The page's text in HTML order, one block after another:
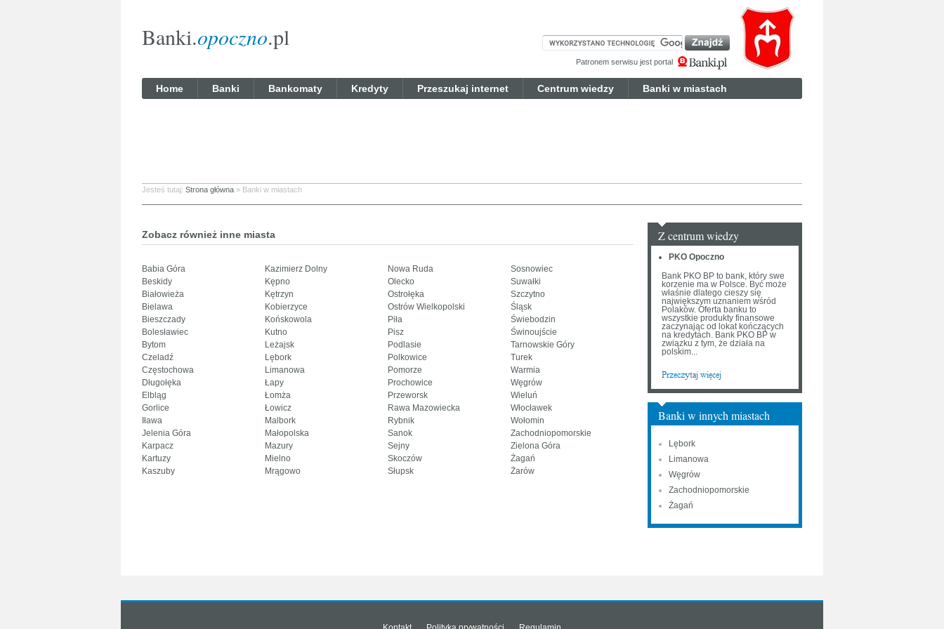
Banki.opoczno.pl
Patronem serwisu jest portal
Home Banki Bankomaty Kredyty Przeszukaj internet Centrum wiedzy Banki w miastach
Jesteś tutaj: Strona główna » Banki w miastach
Zobacz również inne miasta
Babia Góra
Beskidy
Białowieża
Bielawa
Bieszczady
Bolesławiec
Bytom
Czeladź
Częstochowa
Długołęka
Elbląg
Gorlice
Iława
Jelenia Góra
Karpacz
Kartuzy
Kaszuby
Kazimierz Dolny
Kępno
Kętrzyn
Kobierzyce
Końskowola
Kutno
Leżajsk
Lębork
Limanowa
Łapy
Łomża
Łowicz
Malbork
Małopolska
Mazury
Mielno
Mrągowo
Nowa Ruda
Olecko
Ostrołęka
Ostrów Wielkopolski
Piła
Pisz
Podlasie
Polkowice
Pomorze
Prochowice
Przeworsk
Rawa Mazowiecka
Rybnik
Sanok
Sejny
Skoczów
Słupsk
Sosnowiec
Suwałki
Szczytno
Śląsk
Świebodzin
Świnoujście
Tarnowskie Góry
Turek
Warmia
Węgrów
Wieluń
Włocławek
Wołomin
Zachodniopomorskie
Zielona Góra
Żagań
Żarów
Z centrum wiedzy
PKO Opoczno
Bank PKO BP to bank, który swe
korzenie ma w Polsce. Być może
właśnie dlatego cieszy się
największym uznaniem wśród
Polaków. Oferta banku to
wszystkie produkty finansowe
zaczynając od lokat kończących
na kredytach. Bank PKO BP w
związku z tym, że działa na
polskim...
Banki w innych miastach
Lębork
Limanowa
Węgrów
Zachodniopomorskie
Żagań